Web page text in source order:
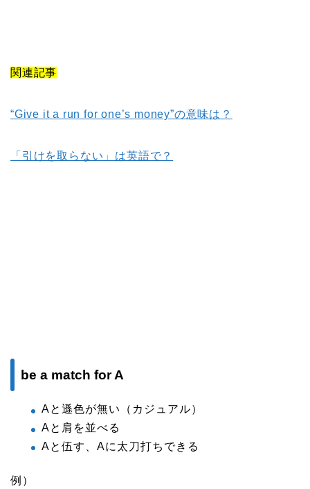
関連記事
“Give it a run for one’s money”の意味は？
「引けを取らない」は英語で？
be a match for A
Aと遜色が無い（カジュアル）
Aと肩を並べる
Aと伍す、Aに太刀打ちできる
例）